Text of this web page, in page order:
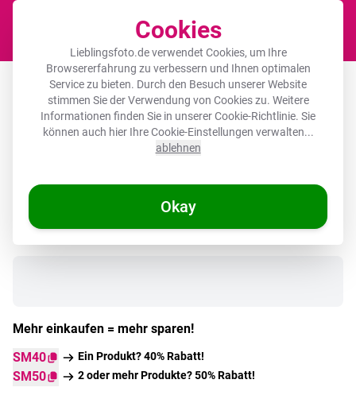
Cookies
Lieblingsfoto.de verwendet Cookies, um Ihre
Browsererfahrung zu verbessern und Ihnen optimalen
Service zu bieten. Durch den Besuch unserer Website
stimmen Sie der Verwendung von Cookies zu. Weitere
Informationen finden Sie in unsererCookie-Richtlinie. Sie
können auch hier Ihre Cookie-Einstellungen verwalten...
ablehnen
Okay
Spritzschutz Küche - Löwe - Gemalt -
Abstrakt - Gold
🌞 SOMMERDEALS
Mehr einkaufen = mehr sparen!
SM40
Ein Produkt? 40% Rabatt!
SM50 2 oder mehr Produkte? 50% Rabatt!